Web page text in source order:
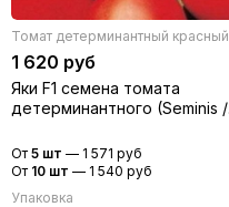
Томат детерминантный красный
1 620 руб
Яки F1 семена томата
детерминантного (Seminis /
От 5 шт — 1 571 руб
От 10 шт — 1 540 руб
Упаковка